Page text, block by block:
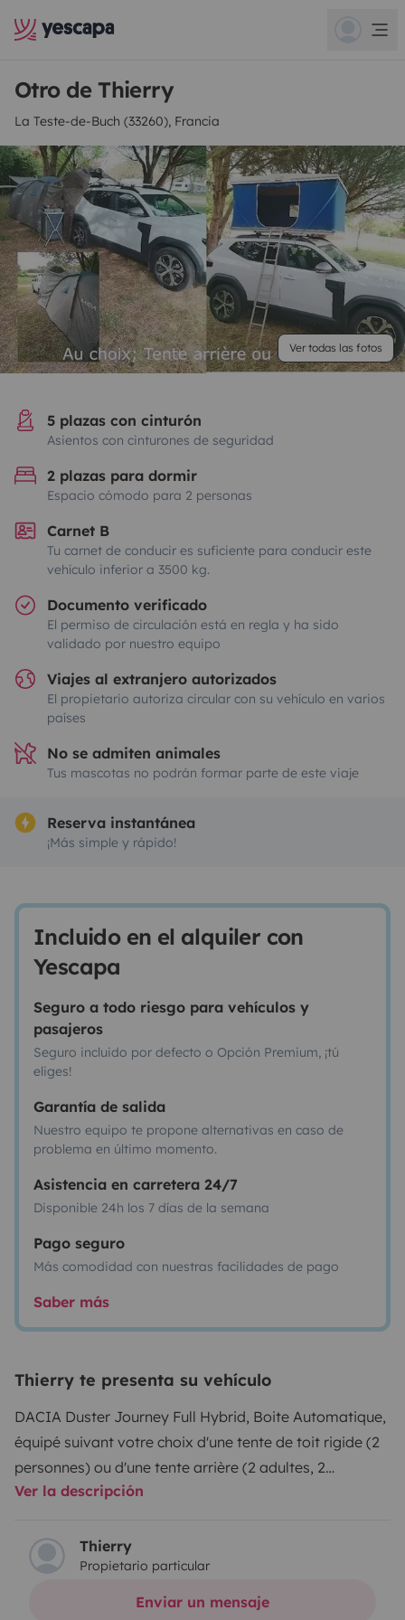
Otro de Thierry
La Teste-de-Buch (33260), Francia
Ver todas las fotos
5 plazas con cinturón
Asientos con cinturones de seguridad
2 plazas para dormir
Espacio cómodo para 2 personas
Carnet B
Tu carnet de conducir es suficiente para conducir este
vehículo inferior a 3500 kg.
Documento verificado
El permiso de circulación está en regla y ha sido
validado por nuestro equipo
Viajes al extranjero autorizados
El propietario autoriza circular con su vehículo en varios
países
No se admiten animales
Tus mascotas no podrán formar parte de este viaje
Reserva instantánea
¡Más simple y rápido!
Incluido en el alquiler con
Yescapa
Seguro a todo riesgo para vehículos y
pasajeros
Seguro incluido por defecto o Opción Premium, ¡tú
eliges!
Garantía de salida
Nuestro equipo te propone alternativas en caso de
problema en último momento.
Asistencia en carretera 24/7
Disponible 24h los 7 días de la semana
Pago seguro
Más comodidad con nuestras facilidades de pago
Saber más
Thierry te presenta su vehículo
DACIA Duster Journey Full Hybrid, Boite Automatique,
équipé suivant votre choix d'une tente de toit rigide (2
personnes) ou d'une tente arrière (2 adultes, 2
enfants).Venez le chercher directement en TGV ou en
rapidité de déploiement (1mn) et de fermeture, une
place de stationnement au fond d'un chemin ou sous
un bel arbre et vous êtes installé.
C'est parfait pour un
Ver la descripción
Thierry
Propietario particular
Enviar un mensaje